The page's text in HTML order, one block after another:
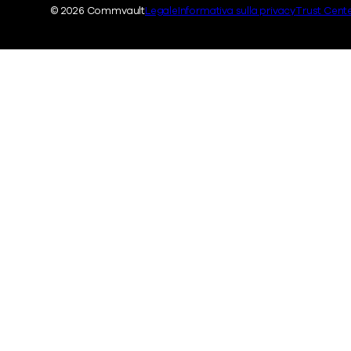
Legale
© 2026 CommvaultLegaleInformativa sulla privacyTrust